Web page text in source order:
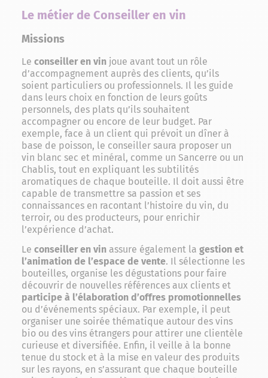
Le métier de Conseiller en vin
Missions
Le conseiller en vin joue avant tout un rôle
d’accompagnement auprès des clients, qu’ils
soient particuliers ou professionnels. Il les guide
dans leurs choix en fonction de leurs goûts
personnels, des plats qu’ils souhaitent
accompagner ou encore de leur budget. Par
exemple, face à un client qui prévoit un dîner à
base de poisson, le conseiller saura proposer un
vin blanc sec et minéral, comme un Sancerre ou un
Chablis, tout en expliquant les subtilités
aromatiques de chaque bouteille. Il doit aussi être
capable de transmettre sa passion et ses
connaissances en racontant l’histoire du vin, du
terroir, ou des producteurs, pour enrichir
l’expérience d’achat.
Le conseiller en vin assure également la gestion et
l’animation de l’espace de vente. Il sélectionne les
bouteilles, organise les dégustations pour faire
découvrir de nouvelles références aux clients et
participe à l’élaboration d’offres promotionnelles
ou d’événements spéciaux. Par exemple, il peut
organiser une soirée thématique autour des vins
bio ou des vins étrangers pour attirer une clientèle
curieuse et diversifiée. Enfin, il veille à la bonne
tenue du stock et à la mise en valeur des produits
sur les rayons, en s’assurant que chaque bouteille